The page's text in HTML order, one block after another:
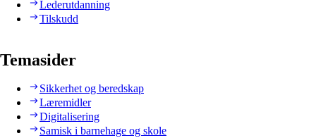
Lederutdanning
Tilskudd
Temasider
Sikkerhet og beredskap
Læremidler
Digitalisering
Samisk i barnehage og skole